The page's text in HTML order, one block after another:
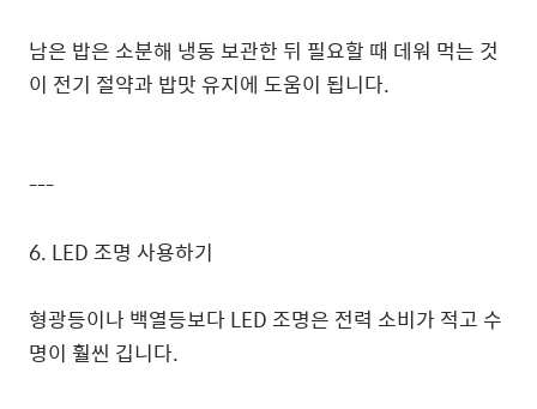
남은 밥은 소분해 냉동 보관한 뒤 필요할 때 데워 먹는 것
이 전기 절약과 밥맛 유지에 도움이 됩니다.
---
6. LED 조명 사용하기
형광등이나 백열등보다 LED 조명은 전력 소비가 적고 수
명이 훨씬 깁니다.